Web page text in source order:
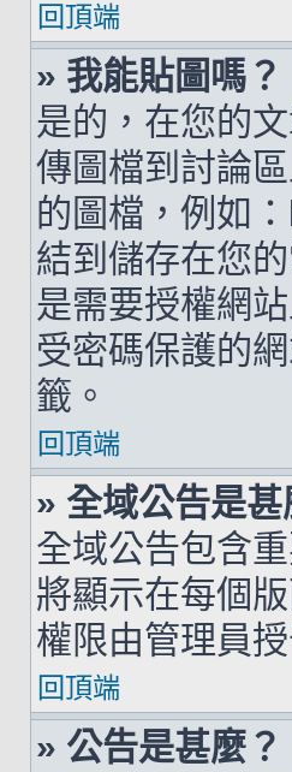
回頂端
» 我能貼圖嗎？
是的，在您的
傳圖檔到討論
的圖檔，例如
結到儲存在您
是需要授權網
受密碼保護的
籤。
回頂端
» 全域公告是甚
全域公告包含
將顯示在每個
權限由管理員授
回頂端
» 公告是甚麼？